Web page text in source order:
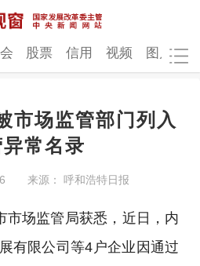
站地图
社会
图片
股票 信用 视频 图片
市场监管部门列入
常名录
来源： 呼和浩特日报
场监管局获悉，近日，内
有限公司等4户企业因通过